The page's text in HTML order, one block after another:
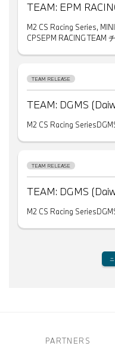
TEAM: EPM
M2 CS Racing Series,
CPSEPM RACING TEAM
TEAM RELEASE
TEAM: DGMS
M2 CS Racing
TEAM RELEASE
TEAM: DGMS
M2 CS Racing
PARTNERS